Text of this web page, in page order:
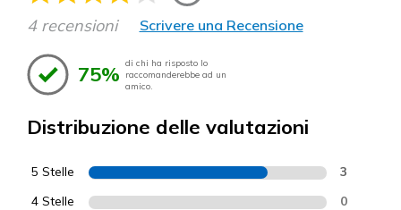
4 recensioni Scrivere una Recensione
75% di chi ha risposto lo
raccomanderebbe ad un
amico.
Distribuzione delle valutazioni
5 Stelle 3
4 Stelle 0